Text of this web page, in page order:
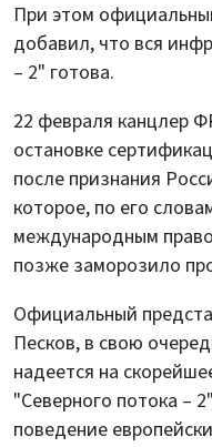
При этом
добавил, что вся
– 2" готова.
22 февраля канцлер
остановке
после признания
которое, по его
международным
позже заморозило
Официальный
Песков, в свою
надеется на
"Северного потока –
поведение